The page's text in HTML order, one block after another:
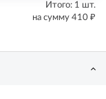
Итого: 1 шт.
на сумму 410 ₽